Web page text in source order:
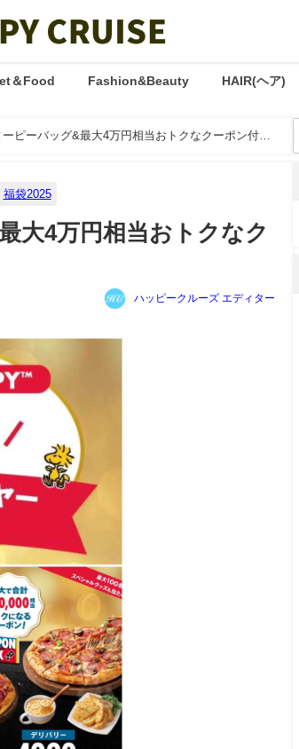
＆Food Fashion&Beauty HAIR(ヘア)
ーピーバッグ&最大4万円相当おトクなクーポン付
福袋2025
大4万円相当おトクなク
ハッピークルーズ エディター